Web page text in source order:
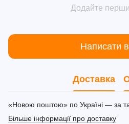
Додайте
Написати
Доставка
«Новою поштою» по Україні — за
Більше інформації про доставку